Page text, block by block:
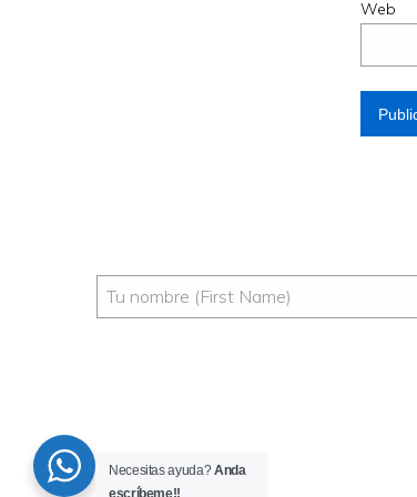
Web
Necesitas ayuda?Anda
escríbeme!!